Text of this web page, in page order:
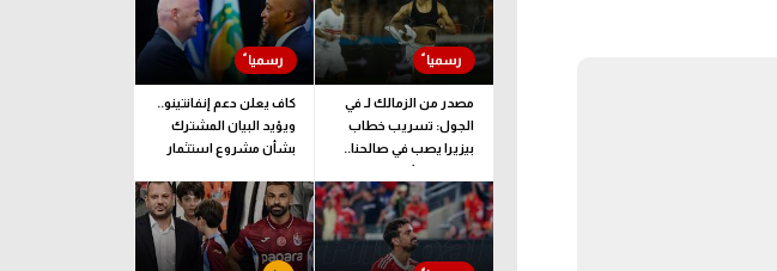
مصدر من الزمالك لـ في
الجول: تسريب خطاب
بيزيرا يصب في صالحنا..
وقرارنا نهائي
كاف يعلن دعم إنفانتينو..
ويؤيد البيان المشترك
بشأن مشروع استثمار